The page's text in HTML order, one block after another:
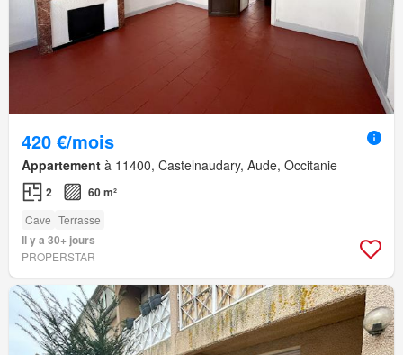
420 €/mois
Appartement à 11400, Castelnaudary, Aude, Occitanie
2 60 m²
Cave Terrasse
Il y a 30+ jours
PROPERSTAR